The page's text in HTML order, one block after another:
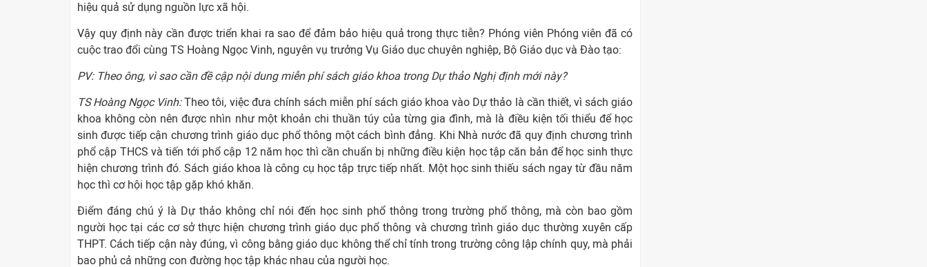
hiệu quả sử dụng nguồn lực xã hội.
Vậy quy định này cần được triển khai ra sao để đảm bảo hiệu quả trong thực tiễn? Phóng viên Phóng viên đã có
cuộc trao đổi cùng TS Hoàng Ngọc Vinh, nguyên vụ trưởng Vụ Giáo dục chuyên nghiệp, Bộ Giáo dục và Đào tạo:
PV: Theo ông, vì sao cần đề cập nội dung miễn phí sách giáo khoa trong Dự thảo Nghị định mới này?
TS Hoàng Ngọc Vinh:Theo tôi, việc đưa chính sách miễn phí sách giáo khoa vào Dự thảo là cần thiết, vì sách giáo
khoa không còn nên được nhìn như một khoản chi thuần túy của từng gia đình, mà là điều kiện tối thiểu để học
sinh được tiếp cận chương trình giáo dục phổ thông một cách bình đẳng. Khi Nhà nước đã quy định chương trình
phổ cập THCS và tiến tới phổ cập 12 năm học thì cần chuẩn bị những điều kiện học tập căn bản để học sinh thực
hiện chương trình đó. Sách giáo khoa là công cụ học tập trực tiếp nhất. Một học sinh thiếu sách ngay từ đầu năm
học thì cơ hội học tập gặp khó khăn.
Điểm đáng chú ý là Dự thảo không chỉ nói đến học sinh phổ thông trong trường phổ thông, mà còn bao gồm
người học tại các cơ sở thực hiện chương trình giáo dục phổ thông và chương trình giáo dục thường xuyên cấp
THPT. Cách tiếp cận này đúng, vì công bằng giáo dục không thể chỉ tính trong trường công lập chính quy, mà phải
bao phủ cả những con đường học tập khác nhau của người học.